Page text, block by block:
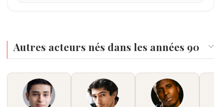
Autres acteurs nés dans les années 90